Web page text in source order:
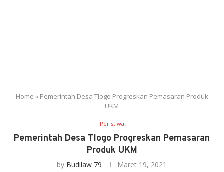
Home » Pemerintah Desa Tlogo Progreskan Pemasaran Produk
UKM
Peristiwa
Pemerintah Desa Tlogo Progreskan Pemasaran
Produk UKM
by Budilaw 79 Maret 19, 2021